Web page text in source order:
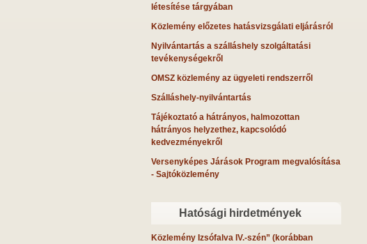
létesítése tárgyában
Közlemény előzetes hatásvizsgálati eljárásról
Nyilvántartás a szálláshely szolgáltatási
tevékenységekről
OMSZ közlemény az ügyeleti rendszerről
Szálláshely-nyilvántartás
Tájékoztató a hátrányos, halmozottan
hátrányos helyzethez, kapcsolódó
kedvezményekről
Versenyképes Járások Program megvalósítása
- Sajtóközlemény
Hatósági hirdetmények
Közlemény Izsófalva IV.-szén” (korábban